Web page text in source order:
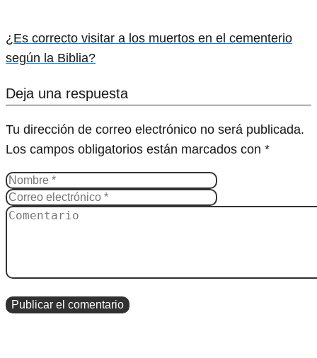
¿Es correcto visitar a los muertos en el cementerio
según la Biblia?
Deja una respuesta
Tu dirección de correo electrónico no será publicada.
Los campos obligatorios están marcados con *